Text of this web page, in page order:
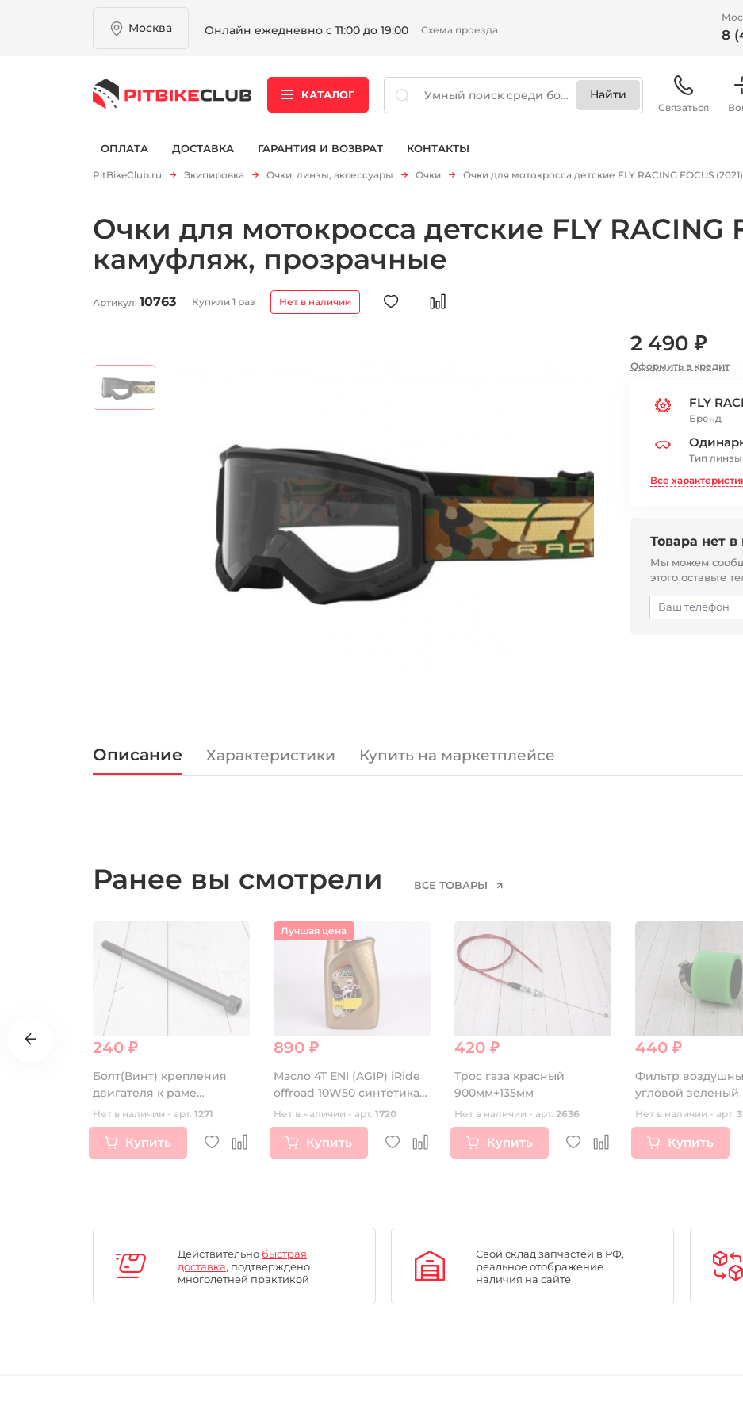
Москва Онлайн ежедневно с 11:00 до 19:00 Схема проезда 8
КАТАЛОГ
Связаться
ОПЛАТА ДОСТАВКА ГАРАНТИЯ И ВОЗВРАТ КОНТАКТЫ
PitBikeClub.ru Экипировка Очки, линзы, аксессуары Очки Очки для мотокросса детские FLY RACING FOCUS
Очки для мотокросса детские FLY RACING
камуфляж, прозрачные
Артикул: 10763 Купили 1 раз Нет в наличии
2 490 ₽
Оформить в кредит
FLY
Бренд
Тип линзы
Все
Товара нет
Мы можем
этого оставьте
Описание Характеристики Купить на маркетплейсе
Ранее вы смотрели ВСЕ ТОВАРЫ
240 ₽
Болт(Винт) крепления
двигателя к раме
М8*130мм верхний
Германия
Нет в наличии - арт. 1271
Купить
Лучшая цена
890 ₽
Масло 4Т ENI (AGIP) iRide
offroad 10W50 синтетика
1L
Нет в наличии - арт. 1720
Купить
420 ₽
Трос газа красный
900мм+135мм
Нет в наличии - арт. 2636
Купить
440 ₽
Фильтр
угловой зеленый
Нет в наличии - арт.
Купить
Действительно быстрая
доставка, подтверждено
многолетней практикой
Свой склад запчастей в РФ,
реальное отображение
наличия на сайте